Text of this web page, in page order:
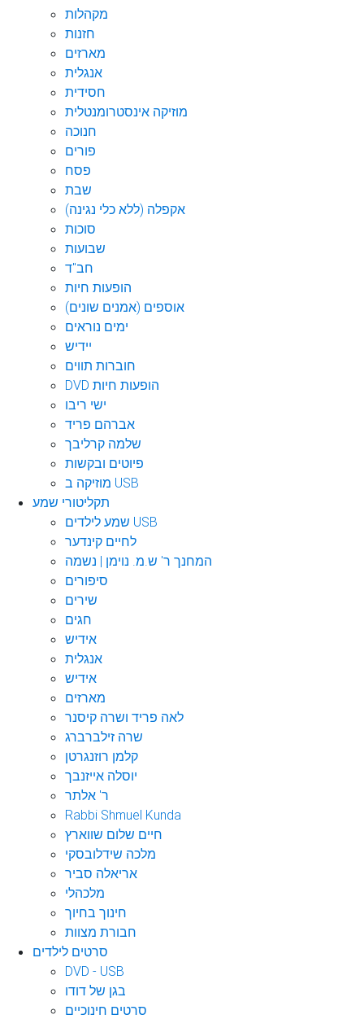
מקהלות
חזנות
מארזים
אנגלית
חסידית
מוזיקה אינסטרומנטלית
חנוכה
פורים
פסח
שבת
אקפלה (ללא כלי נגינה)
סוכות
שבועות
חב"ד
הופעות חיות
אוספים (אמנים שונים)
ימים נוראים
יידיש
חוברות תווים
DVD הופעות חיות
ישי ריבו
אברהם פריד
שלמה קרליבך
פיוטים ובקשות
מוזיקה ב USB
תקליטורי שמע
שמע לילדים USB
לחיים קינדער
המחנך ר' ש.מ. נוימן | נשמה
סיפורים
שירים
חגים
אידיש
אנגלית
אידיש
מארזים
לאה פריד ושרה קיסנר
שרה זילברברג
קלמן רוזנגרטן
יוסלה אייזנבך
ר' אלתר
Rabbi Shmuel Kunda
חיים שלום שווארץ
מלכה שידלובסקי
אריאלה סביר
מלכהלי
חינוך בחיוך
חבורת מצוות
סרטים לילדים
DVD - USB
בגן של דודו
סרטים חינוכיים